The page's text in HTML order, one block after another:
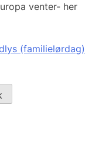
venter- her
(familielørdag)